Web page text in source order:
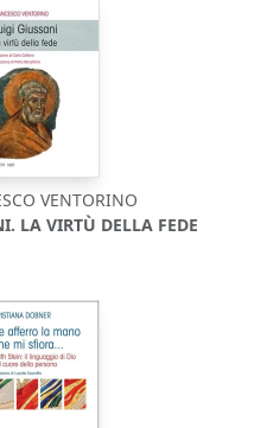
VENTORINO
LA VIRTÙ DELLA FEDE